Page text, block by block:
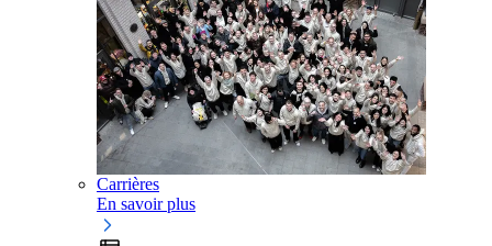
Carrières
En savoir plus